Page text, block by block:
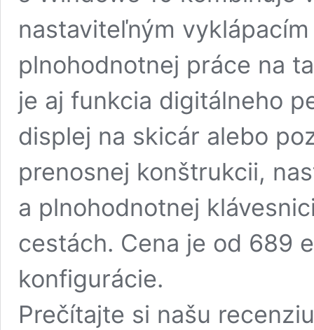
nastaviteľným
plnohodnotnej práce na
je aj funkcia digitálneho
displej na skicár alebo
prenosnej konštrukcii,
a plnohodnotnej
cestách. Cena je od 689
konfigurácie.
Prečítajte si našu